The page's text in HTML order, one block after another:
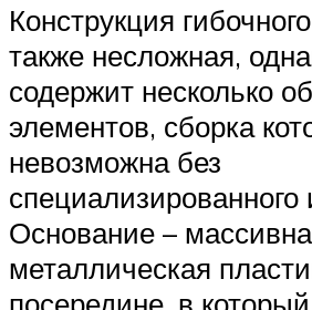
Конструкция
также несложная,
содержит несколько
элементов, сборка
невозможна без
специализированного
Основание –
металлическая